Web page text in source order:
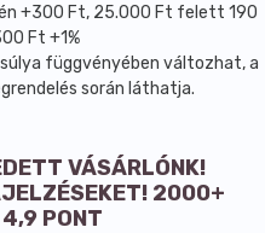
+300 Ft, 25.000 Ft felett 190
Ft +1%
függvényében változhat, a
során láthatja.
VÁSÁRLÓNK!
2000+
4,9 PONT